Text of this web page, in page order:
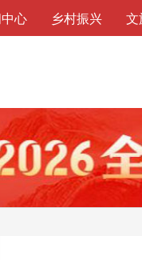
心 乡村振兴 文